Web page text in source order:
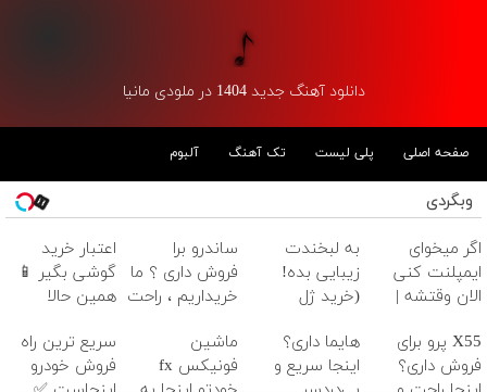
دانلود آهنگ جدید 1404 در ملودی مانیا
صفحه اصلی پلی لیست تک آهنگ آلبوم
وبگردی
اگر میخوای
ایمپلنت کنی
الان وقتشه |
میلیون تومان!!!
به لبخندت
زیبایی بده!
(خرید ژل
دندان
با40%تخفیف)
ساندرو برا
فروش داری ؟ ما
خریداریم ، راحت
اعتبار خرید
گوشی بگیر 📱
همین حالا
بده 🎯
X55 پرو برای
فروش داری؟
هایما داری؟
اینجا سریع و
ماشین
فونیکس fx
سریع ترین راه
فروش خودرو